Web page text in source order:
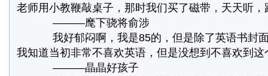
老师用小教鞭敲桌子，那时我们买了磁带，天天听
———麾下骁将俞涉
我好郁闷啊，我是85的，但是除了英语书封
我知道当初非常不喜欢英语，但是没想到不喜欢到
———晶晶好孩子